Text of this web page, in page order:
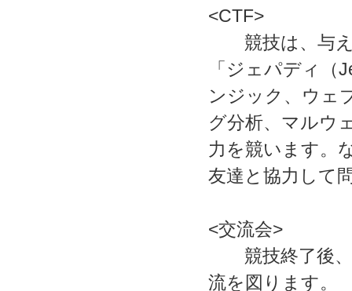
<CTF>
競技は、与え
「ジェパディ（
ンジック、ウェ
グ分析、マルウ
力を競います。
友達と協力して
<交流会>
競技終了後、
流を図ります。